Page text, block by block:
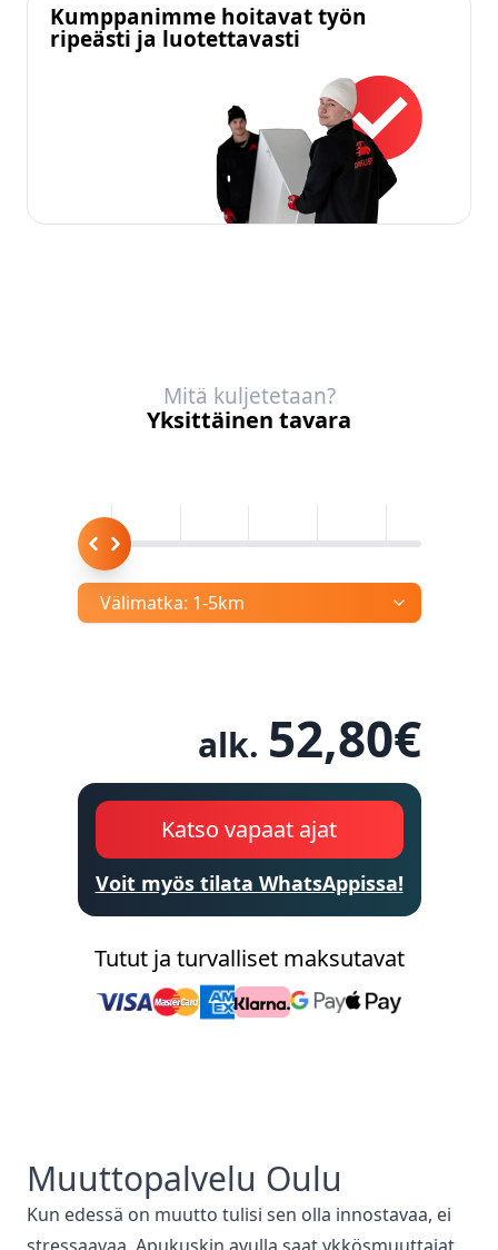
Kumppanimme hoitavat työn
ripeästi ja luotettavasti
Mitä kuljetetaan?
Yksittäinen tavara
Välimatka: 1-5km
alk. 52,80€
Katso vapaat ajat
Voit myös tilata WhatsAppissa!
Tutut ja turvalliset maksutavat
Muuttopalvelu Oulu
Kun edessä on muutto tulisi sen olla innostavaa, ei